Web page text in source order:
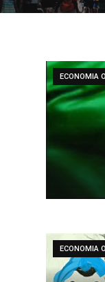
t
ECONOMIA
ECONOMIA